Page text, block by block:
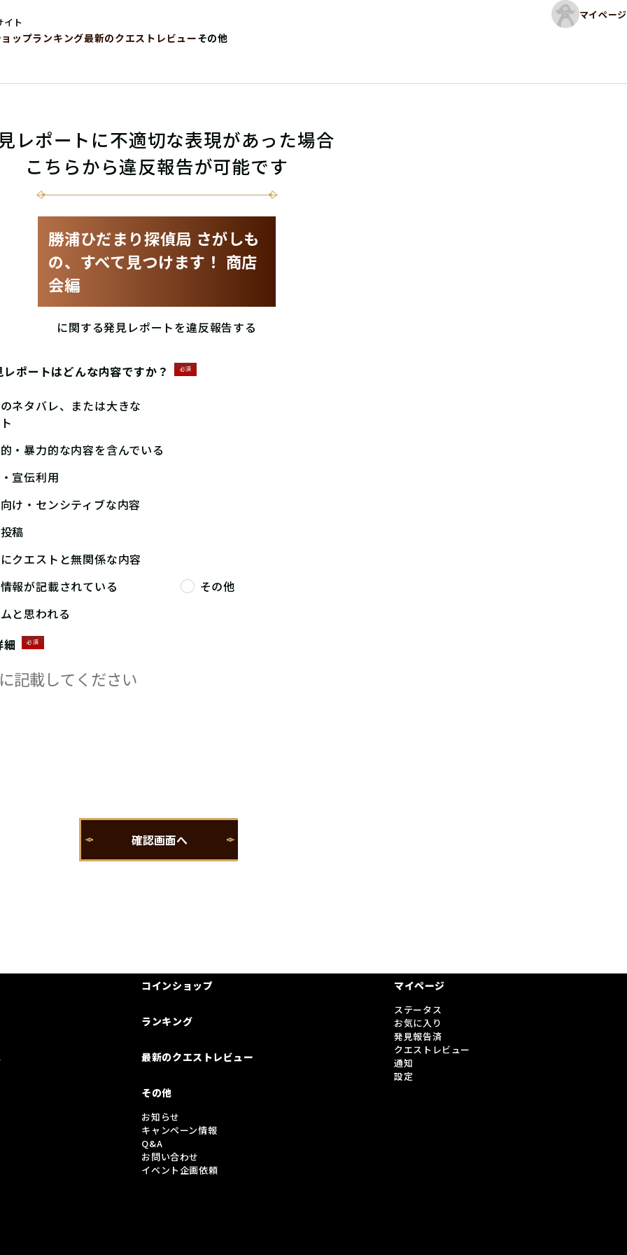
イト
マイページ
ップランキング最新のクエストレビューその他
レポートに不適切な表現があった場合
こちらから違反報告が可能です
勝浦ひだまり探偵局 さがしも
の、すべて見つけます！ 商店
会編
に関する発見レポートを違反報告する
ポートはどんな内容ですか？ 必須
ネタバレ、または大きな
・暴力的な内容を含んでいる
宣伝利用
け・センシティブな内容
稿
クエストと無関係な内容
報が記載されている
その他
と思われる
細
必須
コインショップ
ランキング
最新のクエストレビュー
その他
お知らせ
キャンペーン情報
Q&A
お問い合わせ
イベント企画依頼
マイページ
ステータス
お気に入り
発見報告済
クエストレビュー
通知
設定